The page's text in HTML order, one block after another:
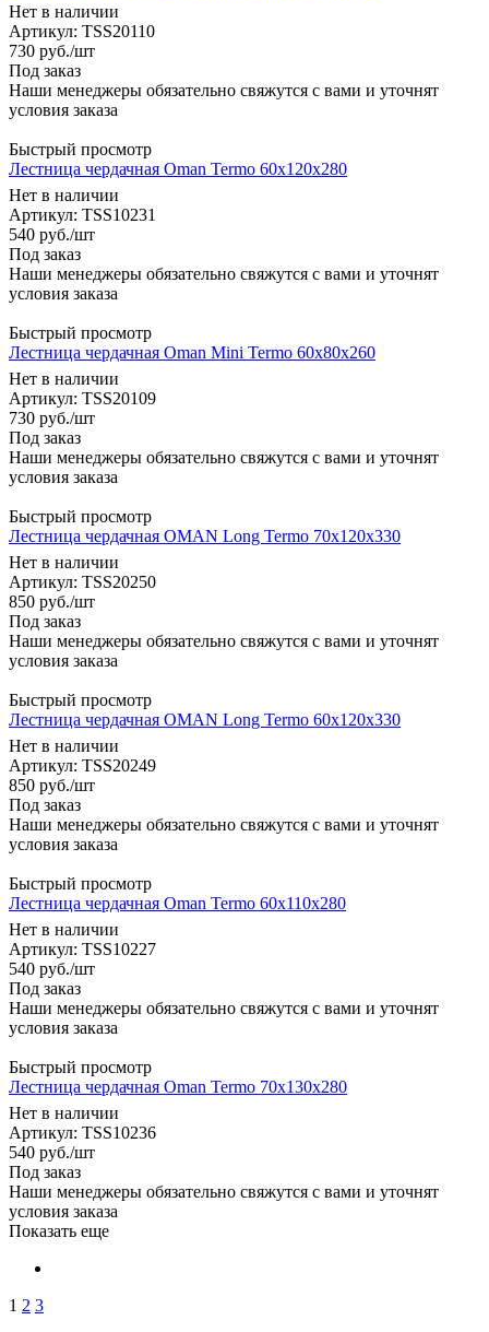
Нет в наличии
Артикул: TSS20110
730 руб./шт
Под заказ
Наши менеджеры обязательно свяжутся с вами и уточнят
условия заказа
Быстрый просмотр
Лестница чердачная Oman Termo 60x120x280
Нет в наличии
Артикул: TSS10231
540 руб./шт
Под заказ
Наши менеджеры обязательно свяжутся с вами и уточнят
условия заказа
Быстрый просмотр
Лестница чердачная Oman Mini Termo 60x80x260
Нет в наличии
Артикул: TSS20109
730 руб./шт
Под заказ
Наши менеджеры обязательно свяжутся с вами и уточнят
условия заказа
Быстрый просмотр
Лестница чердачная OMAN Long Termo 70x120x330
Нет в наличии
Артикул: TSS20250
850 руб./шт
Под заказ
Наши менеджеры обязательно свяжутся с вами и уточнят
условия заказа
Быстрый просмотр
Лестница чердачная OMAN Long Termo 60x120x330
Нет в наличии
Артикул: TSS20249
850 руб./шт
Под заказ
Наши менеджеры обязательно свяжутся с вами и уточнят
условия заказа
Быстрый просмотр
Лестница чердачная Oman Termo 60x110x280
Нет в наличии
Артикул: TSS10227
540 руб./шт
Под заказ
Наши менеджеры обязательно свяжутся с вами и уточнят
условия заказа
Быстрый просмотр
Лестница чердачная Oman Termo 70x130x280
Нет в наличии
Артикул: TSS10236
540 руб./шт
Под заказ
Наши менеджеры обязательно свяжутся с вами и уточнят
условия заказа
Показать еще
1 2 3